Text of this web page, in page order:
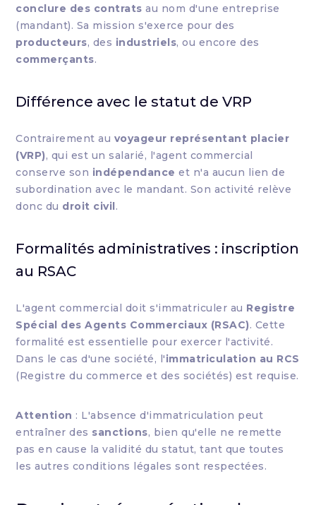
conclure des contrats au nom d'une entreprise
(mandant). Sa mission s'exerce pour des
producteurs, des industriels, ou encore des
commerçants.
Différence avec le statut de VRP
Contrairement au voyageur représentant placier
(VRP), qui est un salarié, l'agent commercial
conserve son indépendance et n'a aucun lien de
subordination avec le mandant. Son activité relève
donc du droit civil.
Formalités administratives : inscription
au RSAC
L'agent commercial doit s'immatriculer au Registre
Spécial des Agents Commerciaux (RSAC). Cette
formalité est essentielle pour exercer l'activité.
Dans le cas d'une société, l'immatriculation au RCS
(Registre du commerce et des sociétés) est requise.
Attention : L'absence d'immatriculation peut
entraîner des sanctions, bien qu'elle ne remette
pas en cause la validité du statut, tant que toutes
les autres conditions légales sont respectées.